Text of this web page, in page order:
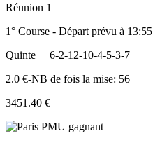
Réunion 1
1° Course - Départ prévu à 13:55
Quinte
6-2-12-10-4-5-3-7
2.0 €-NB de fois la mise: 56
3451.40 €